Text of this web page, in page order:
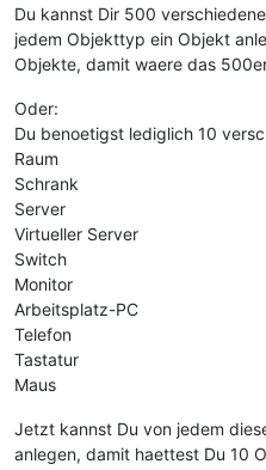
Du kannst Dir 500
jedem Objekttyp ein Objekt
Objekte, damit waere das
Oder:
Du benoetigst lediglich 10
Raum
Schrank
Server
Virtueller Server
Switch
Monitor
Arbeitsplatz-PC
Telefon
Tastatur
Maus
Jetzt kannst Du von jedem
anlegen, damit haettest Du 10